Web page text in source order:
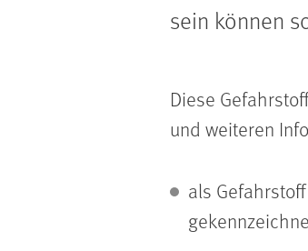
sein können
Diese
und weiteren
als